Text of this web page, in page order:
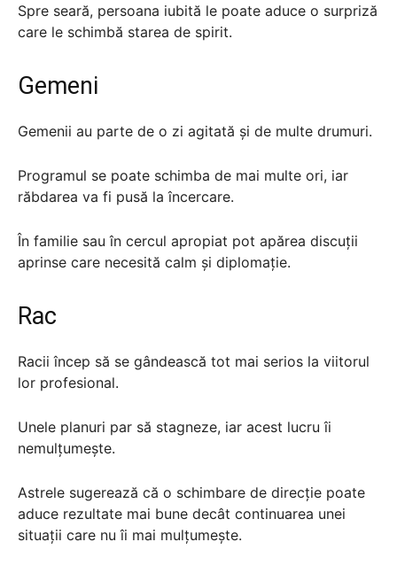
Spre seară, persoana iubită le poate aduce o surpriză
care le schimbă starea de spirit.
Gemeni
Gemenii au parte de o zi agitată și de multe drumuri.
Programul se poate schimba de mai multe ori, iar
răbdarea va fi pusă la încercare.
În familie sau în cercul apropiat pot apărea discuții
aprinse care necesită calm și diplomație.
Rac
Racii încep să se gândească tot mai serios la viitorul
lor profesional.
Unele planuri par să stagneze, iar acest lucru îi
nemulțumește.
Astrele sugerează că o schimbare de direcție poate
aduce rezultate mai bune decât continuarea unei
situații care nu îi mai mulțumește.